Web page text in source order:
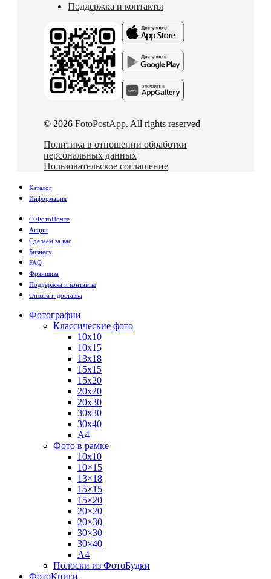
Поддержка и контакты
© 2026 FotoPostApp. All rights reserved
Политика в отношении обработки
персональных данных
Пользовательское соглашение
Каталог
Информация
О ФотоПочте
Акции
Сделаем за вас
Бизнесу
FAQ
Франшиза
Поддержка и контакты
Оплата и доставка
Фотографии
Классические фото
10х10
10х15
13х18
15х15
15х20
20х20
20х30
30х30
30х40
А4
Фото в рамке
10х10
10×15
13×18
15×15
15×20
20×20
20×30
30×30
30×40
A4
Полоски из ФотоБудки
ФотоКниги